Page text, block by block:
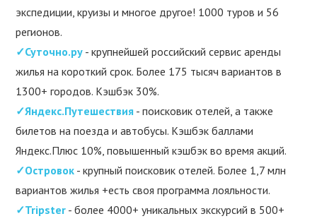
экспедиции, круизы и многое другое! 1000 туров и 56
регионов.
✓Суточно.ру - крупнейшей российский сервис аренды
жилья на короткий срок. Более 175 тысяч вариантов в
1300+ городов. Кэшбэк 30%.
✓Яндекс.Путешествия - поисковик отелей, а также
билетов на поезда и автобусы. Кэшбэк баллами
Яндекс.Плюс 10%, повышенный кэшбэк во время акций.
✓Островок - крупный поисковик отелей. Более 1,7 млн
вариантов жилья +есть своя программа лояльности.
✓Tripster - более 4000+ уникальных экскурсий в 500+